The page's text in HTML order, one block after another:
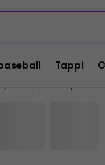
Tappi
Bold
Cash Codice